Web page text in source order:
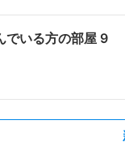
でいる方の部屋 9